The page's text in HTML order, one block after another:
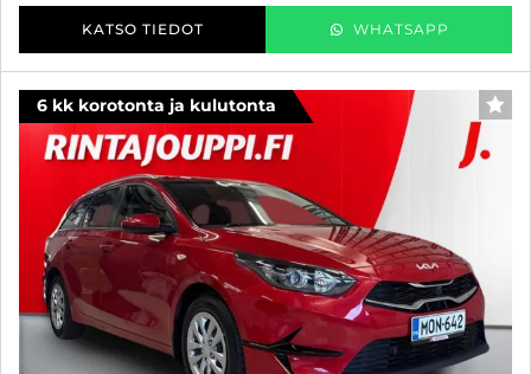
KATSO TIEDOT WHATSAPP
6 kk korotonta ja kulutonta